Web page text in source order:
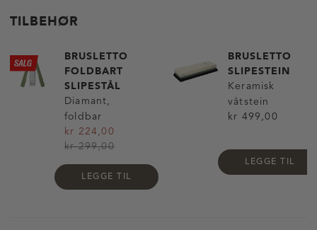
TILBEHØR
BRUSLETTO
FOLDBART
SLIPESTÅL
Diamant,
foldbar
kr 224,00
kr 299,00
LEGGE TIL
BRUSLETTO
SLIPESTEIN
Keramisk
våtstein
kr 499,00
LEGGE TIL